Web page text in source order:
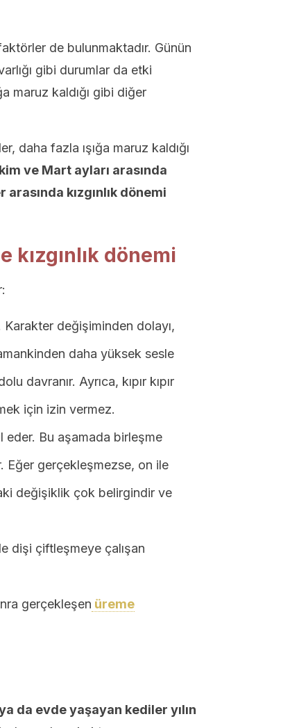
de bulunmaktadır. Günün
gibi durumlar da etki
maruz kaldığı gibi diğer
daha fazla ışığa maruz kaldığı
ve Mart ayları arasında
kızgınlık dönemi
kızgınlık dönemi
Karakter değişiminden dolayı,
daha yüksek sesle
davranır. Ayrıca, kıpır kıpır
için izin vermez.
eder. Bu aşamada birleşme
Eğer gerçekleşmezse, on ile
değişiklik çok belirgindir ve
dişi çiftleşmeye çalışan
gerçekleşen üreme
da evde yaşayan kediler yılın